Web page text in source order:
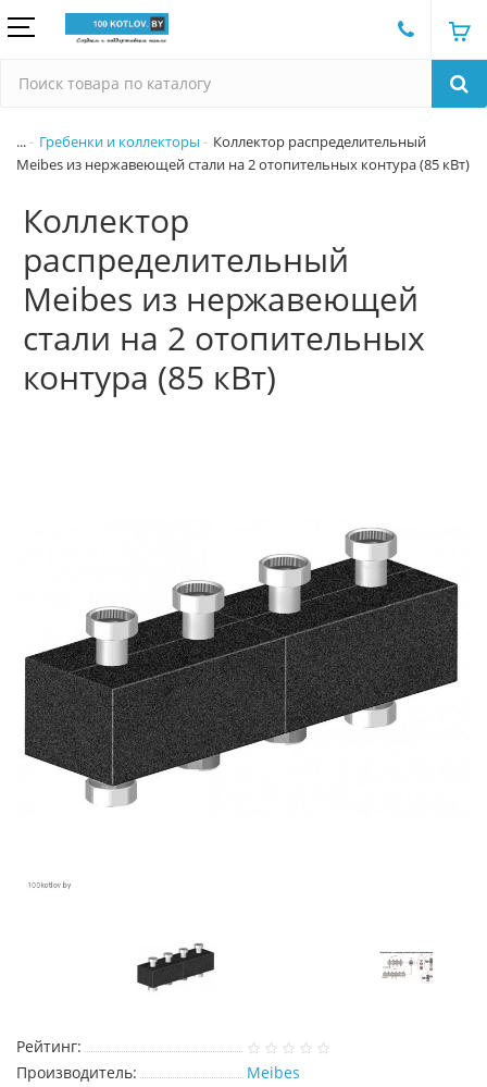
... Гребенки и коллекторы
Коллектор распределительный
Meibes из нержавеющей стали на 2 отопительных контура (85 кВт)
Коллектор
распределительный
Meibes из нержавеющей
стали на 2 отопительных
контура (85 кВт)
Рейтинг:
Производитель:
Meibes